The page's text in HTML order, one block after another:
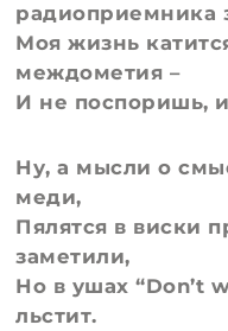
радиоприемника
Моя жизнь
междометия –
И не поспоришь,
Ну, а мысли о
меди,
Пялятся в виски
заметили,
Но в ушах “Don’t
льстит.